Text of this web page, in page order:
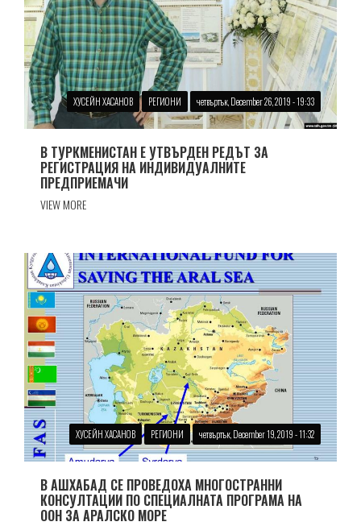
ХУСЕЙН ХАСАНОВ РЕГИОНИ четвъртък, December 26, 2019 - 19:33
В ТУРКМЕНИСТАН Е УТВЪРДЕН РЕДЪТ ЗА
РЕГИСТРАЦИЯ НА ИНДИВИДУАЛНИТЕ
ПРЕДПРИЕМАЧИ
VIEW MORE
ХУСЕЙН ХАСАНОВ РЕГИОНИ четвъртък, December 19, 2019 - 11:32
В АШХАБАД СЕ ПРОВЕДОХА МНОГОСТРАННИ
КОНСУЛТАЦИИ ПО СПЕЦИАЛНАТА ПРОГРАМА НА
ООН ЗА АРАЛСКО МОРЕ